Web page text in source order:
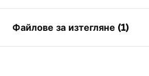
Тип на сифона
оборотен
Дължина на сифона (cm)
80
Файлове за изтегляне (1)